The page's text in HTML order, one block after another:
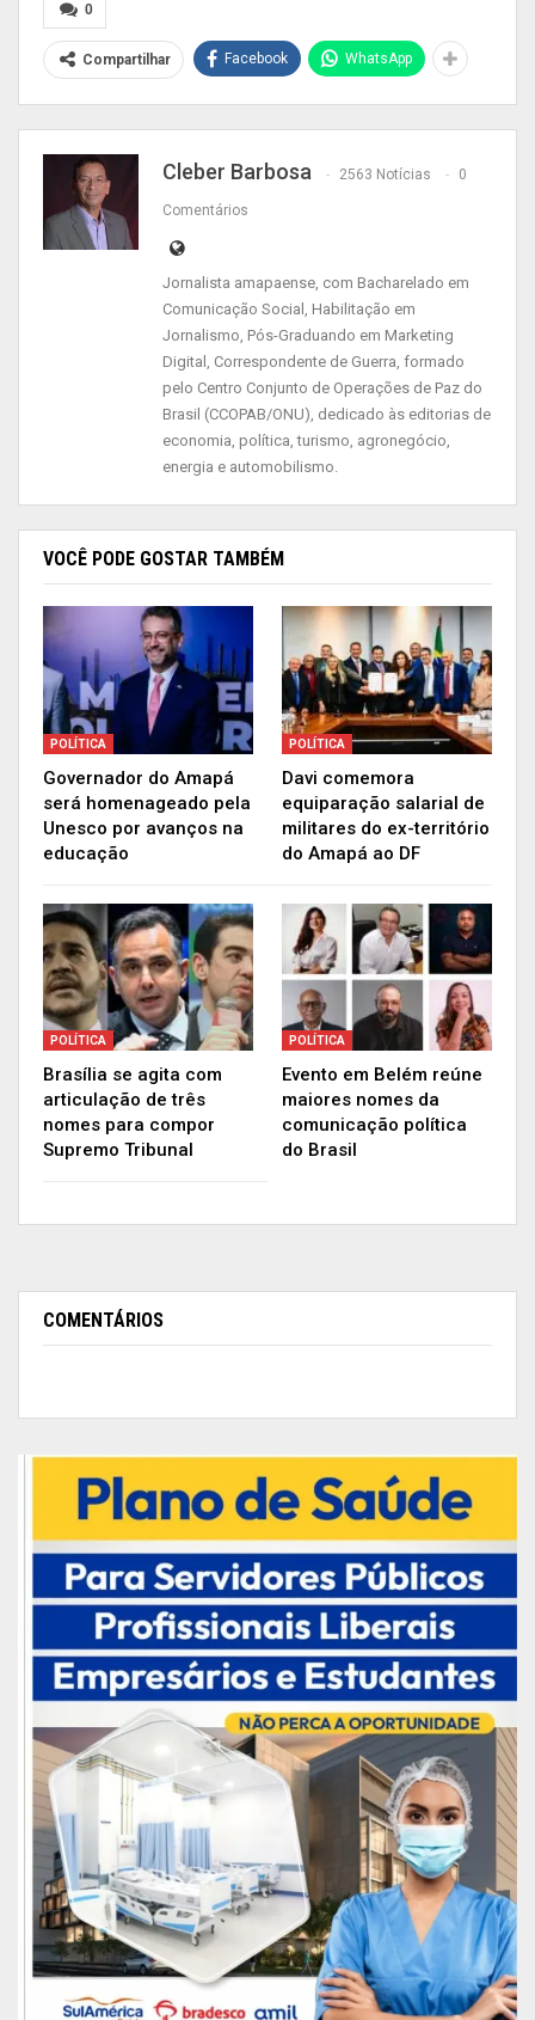
projeto.
0
Compartilhar Facebook WhatsApp
Cleber Barbosa 2563 Notícias 0
Comentários
Jornalista amapaense, com Bacharelado em
Comunicação Social, Habilitação em
Jornalismo, Pós-Graduando em Marketing
Digital, Correspondente de Guerra, formado
pelo Centro Conjunto de Operações de Paz do
Brasil (CCOPAB/ONU), dedicado às editorias de
economia, política, turismo, agronegócio,
energia e automobilismo.
VOCÊ PODE GOSTAR TAMBÉM
POLÍTICA
Governador do Amapá
será homenageado pela
Unesco por avanços na
educação
POLÍTICA
Davi comemora
equiparação salarial de
militares do ex-território
do Amapá ao DF
POLÍTICA
Brasília se agita com
articulação de três
nomes para compor
Supremo Tribunal
POLÍTICA
Evento em Belém reúne
maiores nomes da
comunicação política
do Brasil
COMENTÁRIOS